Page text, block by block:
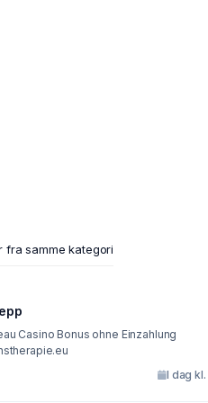
fra samme kategori
I dag kl.